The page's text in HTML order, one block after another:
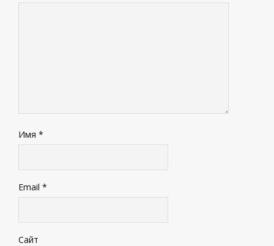
Имя *
Email *
Сайт